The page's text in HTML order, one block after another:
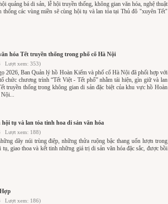
quảng bá di sản, lễ hội truyền thống, không gian văn hóa, nghệ thuật
thống các vùng miền sẽ cùng hội tụ và lan tỏa tại Thủ đô "xuyên Tết"
hóa Tết truyền thống trong phố cổ Hà Nội
Lượt xem: 353)
2026, Ban Quản lý hồ Hoàn Kiếm và phố cổ Hà Nội đã phối hợp với
chức chương trình “Tết Việt - Tết phố” nhằm tái hiện, gìn giữ và lan
truyền thống trong không gian di sản đặc biệt của khu vực hồ Hoàn
hội tụ và lan tỏa tinh hoa di sản văn hóa
Lượt xem: 188)
dãy núi trùng điệp, những thửa ruộng bậc thang uốn lượn trong
tụ, giao thoa và kết tinh những giá trị di sản văn hóa đặc sắc, được bồi
Lượt xem: 186)